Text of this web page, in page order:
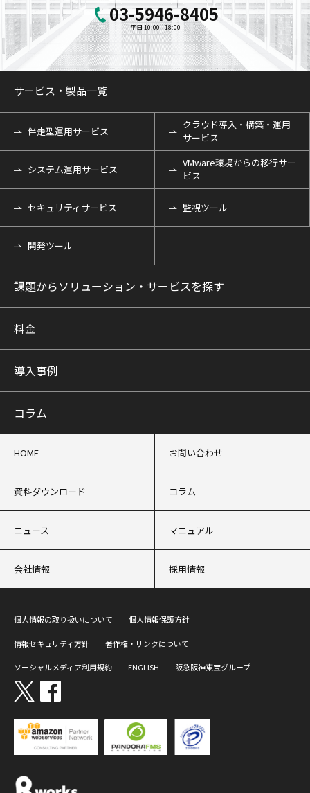
03-5946-8405
平日 10:00 - 18:00
サービス・製品一覧
伴走型運用サービス
クラウド導入・構築・運用
サービス
システム運用サービス
VMware環境からの移行サー
ビス
セキュリティサービス 監視ツール
開発ツール
課題からソリューション・サービスを探す
料金
導入事例
コラム
HOME お問い合わせ
資料ダウンロード コラム
ニュース マニュアル
会社情報 採用情報
個人情報の取り扱いについて 個人情報保護方針
情報セキュリティ方針 著作権・リンクについて
ソーシャルメディア利用規約 ENGLISH 阪急阪神東宝グループ